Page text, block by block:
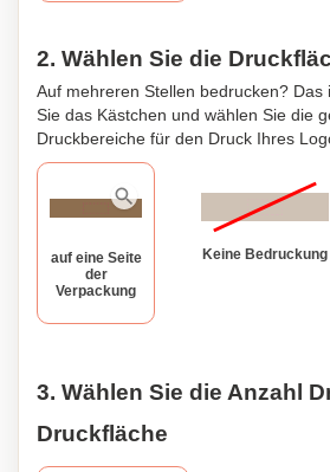
2. Wählen Sie die
Auf mehreren Stellen bedrucken? Das
Sie das Kästchen und wählen Sie die
Druckbereiche für den Druck Ihres
auf eine Seite
der
Verpackung
Keine Bedruckung
3. Wählen Sie die Anzahl
Druckfläche